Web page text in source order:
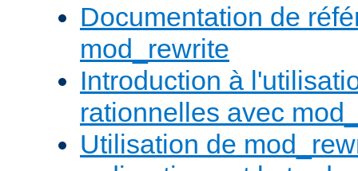
Documentation de
mod_rewrite
Introduction à
rationnelles avec
Utilisation de